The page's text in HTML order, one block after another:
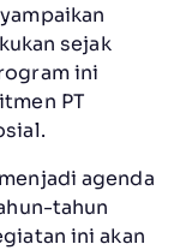
sejak
ini
PT
agenda
tahun
ini akan